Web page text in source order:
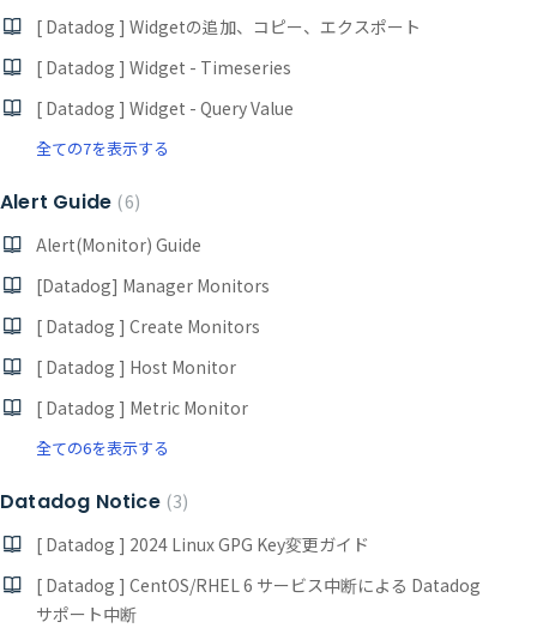
[ Datadog ] Widgetの追加、コピー、エクスポート
[ Datadog ] Widget - Timeseries
[ Datadog ] Widget - Query Value
全ての7を表示する
Alert Guide 6
Alert(Monitor) Guide
[Datadog] Manager Monitors
[ Datadog ] Create Monitors
[ Datadog ] Host Monitor
[ Datadog ] Metric Monitor
全ての6を表示する
Datadog Notice 3
[ Datadog ] 2024 Linux GPG Key変更ガイド
[ Datadog ] CentOS/RHEL 6 サービス中断による Datadog
サポート中断